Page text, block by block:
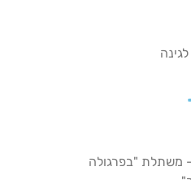
משתלת "בפרגולה